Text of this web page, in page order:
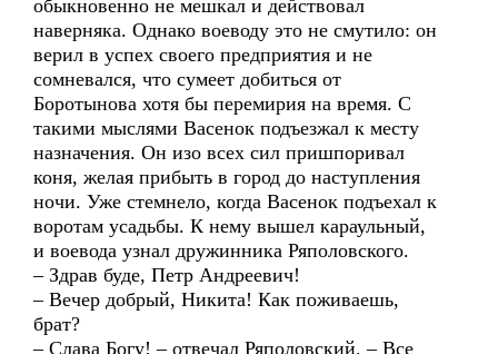
обыкновенно не мешкал и действовал
наверняка. Однако воеводу это не смутило: он
верил в успех своего предприятия и не
сомневался, что сумеет добиться от
Боротынова хотя бы перемирия на время. С
такими мыслями Васенок подъезжал к месту
назначения. Он изо всех сил пришпоривал
коня, желая прибыть в город до наступления
ночи. Уже стемнело, когда Васенок подъехал к
воротам усадьбы. К нему вышел караульный,
и воевода узнал дружинника Ряполовского.
– Здрав буде, Петр Андреевич!
– Вечер добрый, Никита! Как поживаешь,
брат?
– Слава Богу! – отвечал Ряполовский. – Все